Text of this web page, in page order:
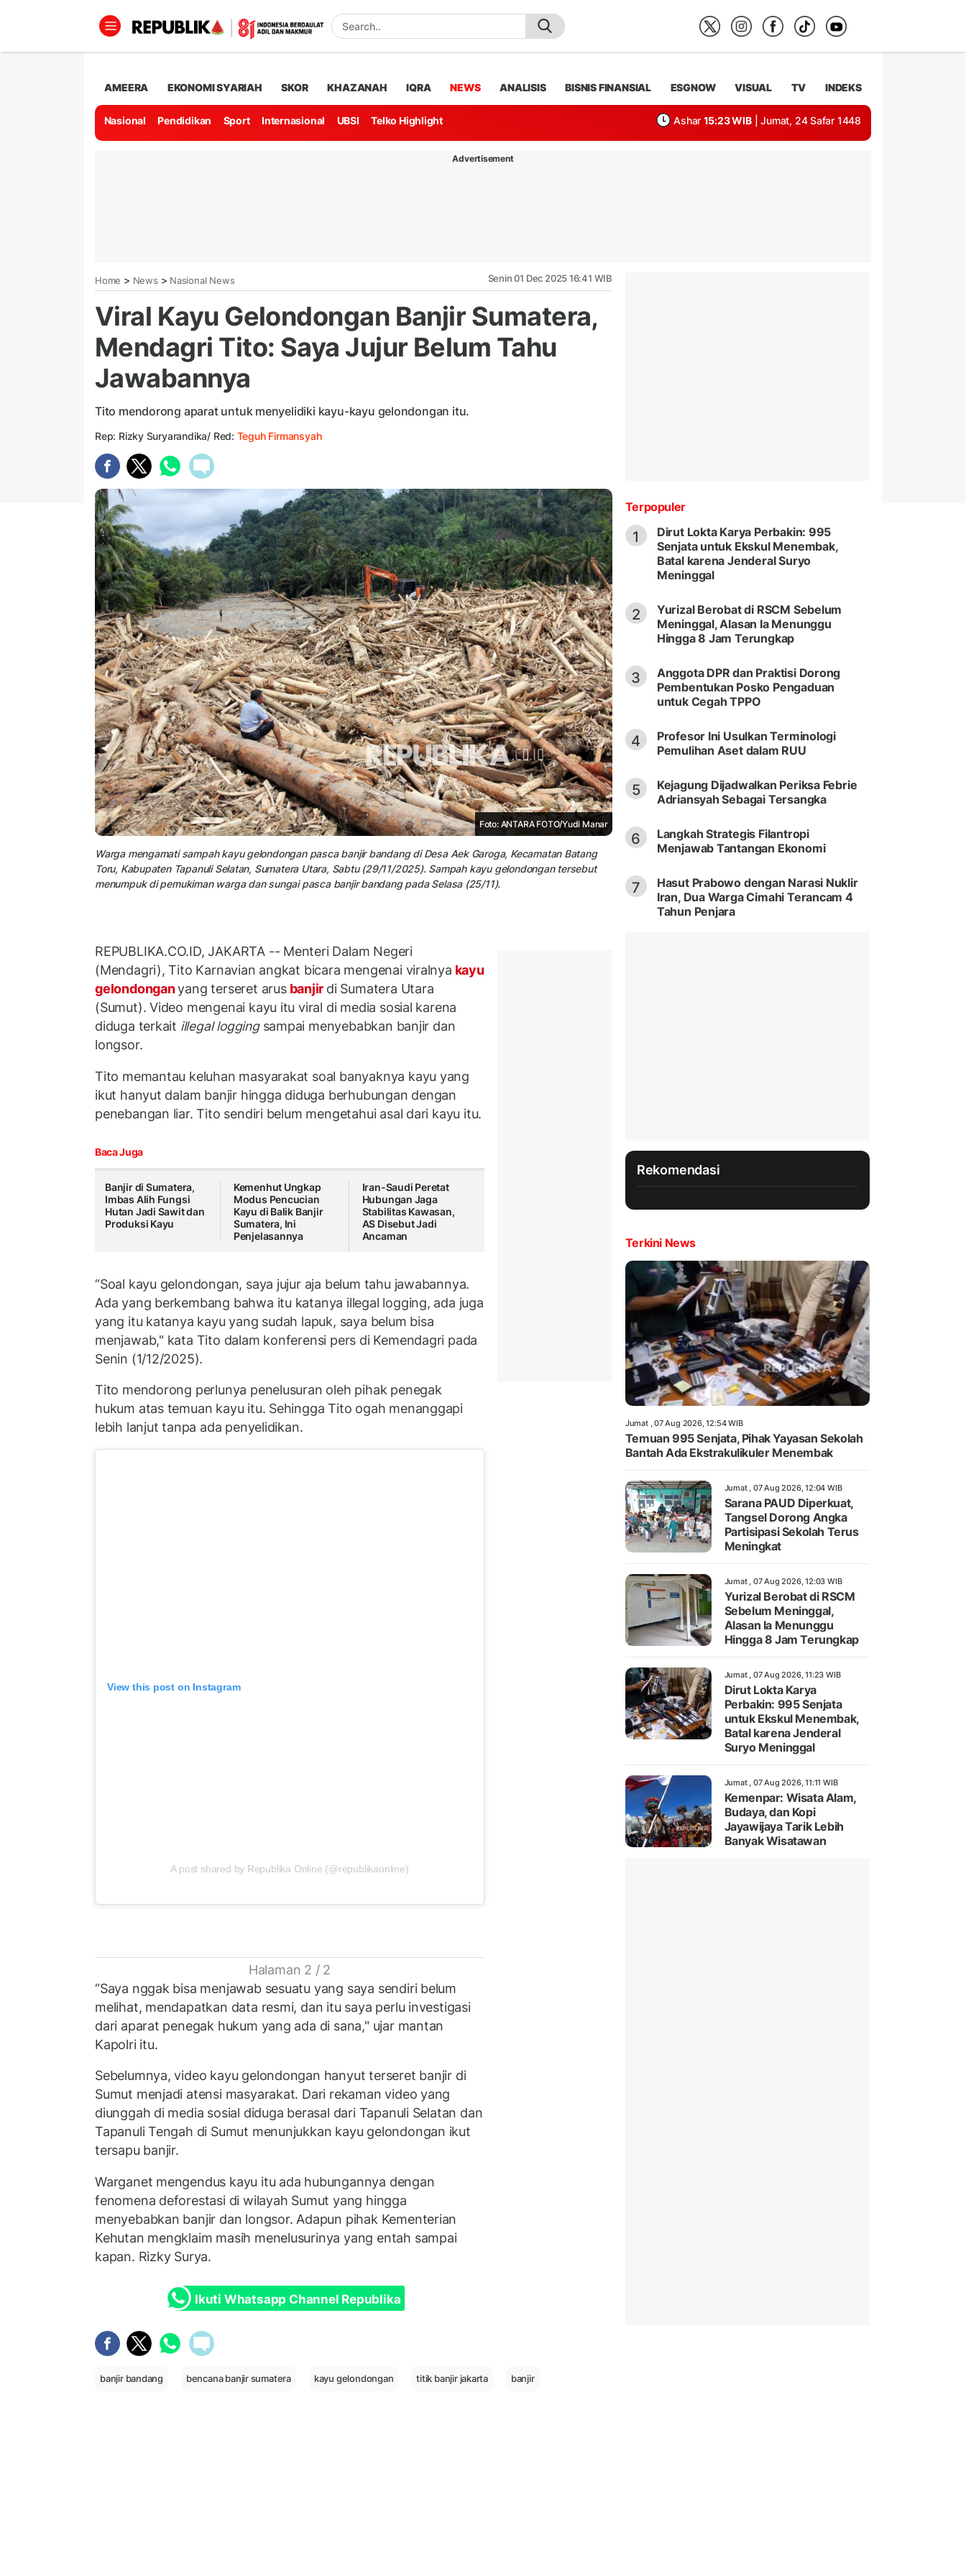
AMEERA EKONOMI SYARIAH SKOR KHAZANAH IQRA NEWS ANALISIS BISNIS FINANSIAL ESGNOW VISUAL TV INDEKS
Nasional Pendidikan Sport Internasional UBSI Telko Highlight Ashar 15:23 WIB | Jumat, 24 Safar 1448
Advertisement
Home > News > Nasional News Senin 01 Dec 2025 16:41 WIB
Viral Kayu Gelondongan Banjir Sumatera,
Mendagri Tito: Saya Jujur Belum Tahu
Jawabannya
Tito mendorong aparat untuk menyelidiki kayu-kayu gelondongan itu.
Rep: Rizky Suryarandika/ Red: Teguh Firmansyah
Foto: ANTARA FOTO/Yudi Manar
Warga mengamati sampah kayu gelondongan pasca banjir bandang di Desa Aek Garoga, Kecamatan Batang
Toru, Kabupaten Tapanuli Selatan, Sumatera Utara, Sabtu (29/11/2025). Sampah kayu gelondongan tersebut
menumpuk di pemukiman warga dan sungai pasca banjir bandang pada Selasa (25/11).
REPUBLIKA.CO.ID, JAKARTA -- Menteri Dalam Negeri
(Mendagri), Tito Karnavian angkat bicara mengenai viralnya kayu
gelondonganyang terseret arusbanjir di Sumatera Utara
(Sumut). Video mengenai kayu itu viral di media sosial karena
diduga terkait illegal loggingsampai menyebabkan banjir dan
longsor.
Tito memantau keluhan masyarakat soal banyaknya kayu yang
ikut hanyut dalam banjir hingga diduga berhubungan dengan
penebangan liar. Tito sendiri belum mengetahui asal dari kayu itu.
Baca Juga
​Banjir di Sumatera,
Imbas Alih Fungsi
Hutan Jadi Sawit dan
Produksi Kayu
Kemenhut Ungkap
Modus Pencucian
Kayu di Balik Banjir
Sumatera, Ini
Penjelasannya
Iran-Saudi Peretat
Hubungan Jaga
Stabilitas Kawasan,
AS Disebut Jadi
Ancaman
“Soal kayu gelondongan, saya jujur aja belum tahu jawabannya.
Ada yang berkembang bahwa itu katanya illegal logging, ada juga
yang itu katanya kayu yang sudah lapuk, saya belum bisa
menjawab," kata Tito dalam konferensi pers di Kemendagri pada
Senin (1/12/2025).
Tito mendorong perlunya penelusuran oleh pihak penegak
hukum atas temuan kayu itu. Sehingga Tito ogah menanggapi
lebih lanjut tanpa ada penyelidikan.
View this post on Instagram
A post shared by Republika Online (@republikaonline)
Halaman 2 / 2
“Saya nggak bisa menjawab sesuatu yang saya sendiri belum
melihat, mendapatkan data resmi, dan itu saya perlu investigasi
dari aparat penegak hukum yang ada di sana," ujar mantan
Kapolri itu.
Sebelumnya, video kayu gelondongan hanyut terseret banjir di
Sumut menjadi atensi masyarakat. Dari rekaman video yang
diunggah di media sosial diduga berasal dari Tapanuli Selatan dan
Tapanuli Tengah di Sumut menunjukkan kayu gelondongan ikut
tersapu banjir.
Warganet mengendus kayu itu ada hubungannya dengan
fenomena deforestasi di wilayah Sumut yang hingga
menyebabkan banjir dan longsor. Adapun pihak Kementerian
Kehutan mengklaim masih menelusurinya yang entah sampai
kapan. Rizky Surya.
Ikuti Whatsapp Channel Republika
banjir bandang bencana banjir sumatera kayu gelondongan titik banjir jakarta banjir
Terpopuler
1
Dirut Lokta Karya Perbakin: 995
Senjata untuk Ekskul Menembak,
Batal karena Jenderal Suryo
Meninggal
2
Yurizal Berobat di RSCM Sebelum
Meninggal, Alasan Ia Menunggu
Hingga 8 Jam Terungkap
3
Anggota DPR dan Praktisi Dorong
Pembentukan Posko Pengaduan
untuk Cegah TPPO
4
Profesor Ini Usulkan Terminologi
Pemulihan Aset dalam RUU
5
Kejagung Dijadwalkan Periksa Febrie
Adriansyah Sebagai Tersangka
6
Langkah Strategis Filantropi
Menjawab Tantangan Ekonomi
7
Hasut Prabowo dengan Narasi Nuklir
Iran, Dua Warga Cimahi Terancam 4
Tahun Penjara
Rekomendasi
Terkini News
Jumat , 07 Aug 2026, 12:54 WIB
Temuan 995 Senjata, Pihak Yayasan Sekolah
Bantah Ada Ekstrakulikuler Menembak
Jumat , 07 Aug 2026, 12:04 WIB
Sarana PAUD Diperkuat,
Tangsel Dorong Angka
Partisipasi Sekolah Terus
Meningkat
Jumat , 07 Aug 2026, 12:03 WIB
Yurizal Berobat di RSCM
Sebelum Meninggal,
Alasan Ia Menunggu
Hingga 8 Jam Terungkap
Jumat , 07 Aug 2026, 11:23 WIB
Dirut Lokta Karya
Perbakin: 995 Senjata
untuk Ekskul Menembak,
Batal karena Jenderal
Suryo Meninggal
Jumat , 07 Aug 2026, 11:11 WIB
Kemenpar: Wisata Alam,
Budaya, dan Kopi
Jayawijaya Tarik Lebih
Banyak Wisatawan